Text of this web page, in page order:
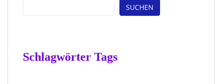
SUCHEN
Schlagwörter Tags